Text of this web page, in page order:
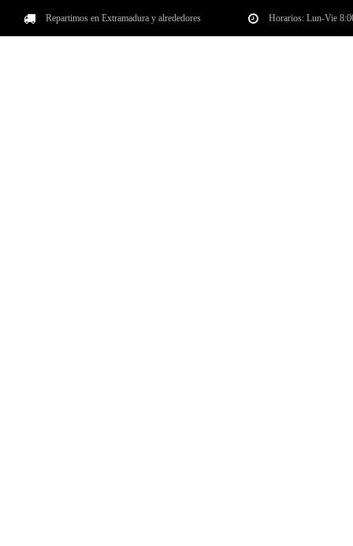
Repartimos en Extramadura y alrededores Horarios: Lun-Vie